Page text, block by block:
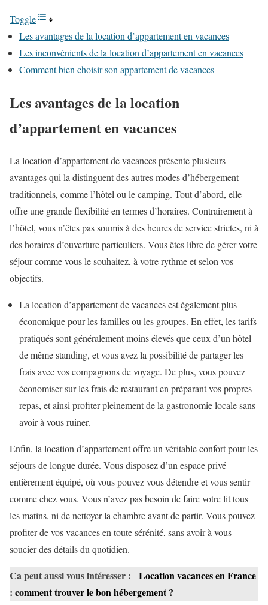
Toggle
Les avantages de la location d’appartement en vacances
Les inconvénients de la location d’appartement en vacances
Comment bien choisir son appartement de vacances
Les avantages de la location
d’appartement en vacances
La location d’appartement de vacances présente plusieurs
avantages qui la distinguent des autres modes d’hébergement
traditionnels, comme l’hôtel ou le camping. Tout d’abord, elle
offre une grande flexibilité en termes d’horaires. Contrairement à
l’hôtel, vous n’êtes pas soumis à des heures de service strictes, ni à
des horaires d’ouverture particuliers. Vous êtes libre de gérer votre
séjour comme vous le souhaitez, à votre rythme et selon vos
objectifs.
La location d’appartement de vacances est également plus
économique pour les familles ou les groupes. En effet, les tarifs
pratiqués sont généralement moins élevés que ceux d’un hôtel
de même standing, et vous avez la possibilité de partager les
frais avec vos compagnons de voyage. De plus, vous pouvez
économiser sur les frais de restaurant en préparant vos propres
repas, et ainsi profiter pleinement de la gastronomie locale sans
avoir à vous ruiner.
Enfin, la location d’appartement offre un véritable confort pour les
séjours de longue durée. Vous disposez d’un espace privé
entièrement équipé, où vous pouvez vous détendre et vous sentir
comme chez vous. Vous n’avez pas besoin de faire votre lit tous
les matins, ni de nettoyer la chambre avant de partir. Vous pouvez
profiter de vos vacances en toute sérénité, sans avoir à vous
soucier des détails du quotidien.
Ca peut aussi vous intéresser :
Location vacances en France
: comment trouver le bon hébergement ?